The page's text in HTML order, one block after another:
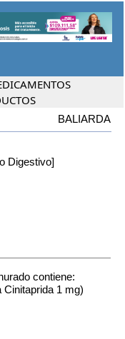
BALIARDA
Digestivo]
contiene:
Cinitaprida 1 mg)